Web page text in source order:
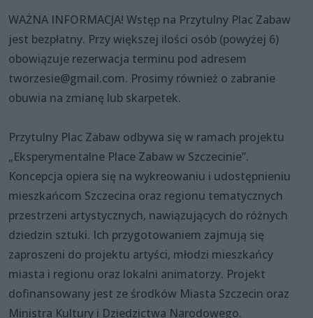
WAŻNA INFORMACJA! Wstęp na Przytulny Plac Zabaw
jest bezpłatny. Przy większej ilości osób (powyżej 6)
obowiązuje rezerwacja terminu pod adresem
tworzesie@gmail.com. Prosimy również o zabranie
obuwia na zmianę lub skarpetek.
Przytulny Plac Zabaw odbywa się w ramach projektu
„Eksperymentalne Place Zabaw w Szczecinie”.
Koncepcja opiera się na wykreowaniu i udostępnieniu
mieszkańcom Szczecina oraz regionu tematycznych
przestrzeni artystycznych, nawiązujących do różnych
dziedzin sztuki. Ich przygotowaniem zajmują się
zaproszeni do projektu artyści, młodzi mieszkańcy
miasta i regionu oraz lokalni animatorzy. Projekt
dofinansowany jest ze środków Miasta Szczecin oraz
Ministra Kultury i Dziedzictwa Narodowego.